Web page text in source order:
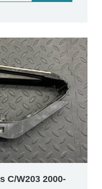
C/W203 2000-